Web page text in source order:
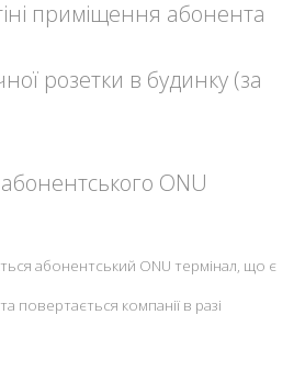
приміщення абонента
розетки в будинку (за
ONU
абонентський ONU термінал, що є
повертається компанії в разі